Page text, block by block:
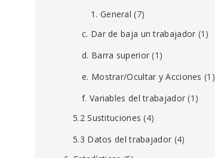
1. General (7)
c. Dar de baja un trabajador (1)
d. Barra superior (1)
e. Mostrar/Ocultar y Acciones (1)
f. Variables del trabajador (1)
5.2 Sustituciones (4)
5.3 Datos del trabajador (4)